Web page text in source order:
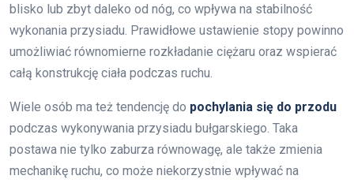
blisko lub zbyt daleko od nóg, co wpływa na stabilność
wykonania przysiadu. Prawidłowe ustawienie stopy powinno
umożliwiać równomierne rozkładanie ciężaru oraz wspierać
całą konstrukcję ciała podczas ruchu.
Wiele osób ma też tendencję do pochylania się do przodu
podczas wykonywania przysiadu bułgarskiego. Taka
postawa nie tylko zaburza równowagę, ale także zmienia
mechanikę ruchu, co może niekorzystnie wpływać na